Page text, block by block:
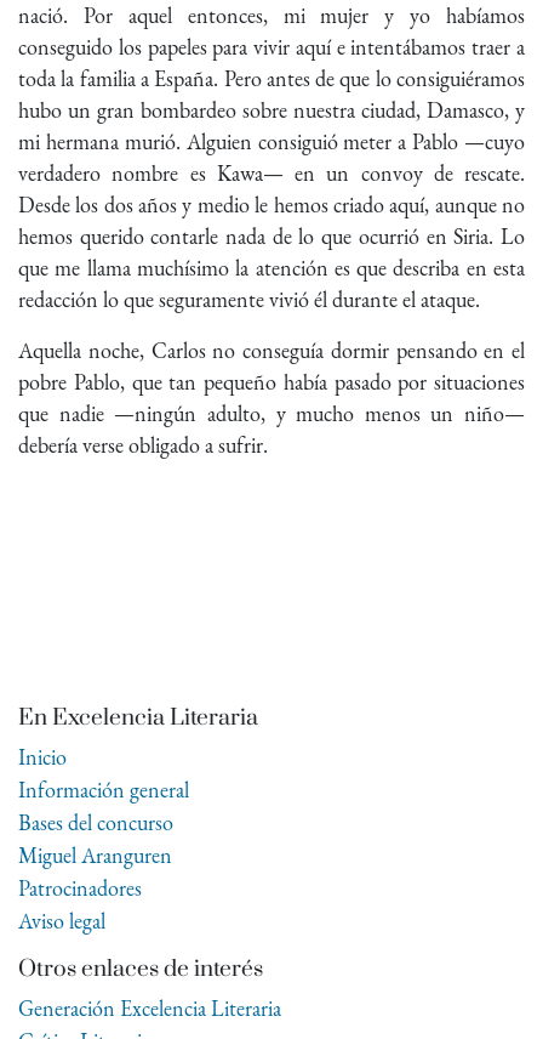
nació. Por aquel entonces, mi mujer y yo habíamos
conseguido los papeles para vivir aquí e intentábamos traer a
toda la familia a España. Pero antes de que lo consiguiéramos
hubo un gran bombardeo sobre nuestra ciudad, Damasco, y
mi hermana murió. Alguien consiguió meter a Pablo —cuyo
verdadero nombre es Kawa— en un convoy de rescate.
Desde los dos años y medio le hemos criado aquí, aunque no
hemos querido contarle nada de lo que ocurrió en Siria. Lo
que me llama muchísimo la atención es que describa en esta
redacción lo que seguramente vivió él durante el ataque.
Aquella noche, Carlos no conseguía dormir pensando en el
pobre Pablo, que tan pequeño había pasado por situaciones
que nadie —ningún adulto, y mucho menos un niño—
debería verse obligado a sufrir.
En Excelencia Literaria
Inicio
Información general
Bases del concurso
Miguel Aranguren
Patrocinadores
Aviso legal
Otros enlaces de interés
Generación Excelencia Literaria